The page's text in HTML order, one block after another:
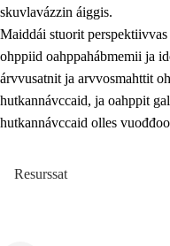
skuvlavázzin áiggis.
Maiddái stuorit perspektiivvas
ohppiid oahppahábmemii ja
árvvusatnit ja arvvosmahttit
hutkannávccaid, ja oahppit
hutkannávccaid olles
Resurssat